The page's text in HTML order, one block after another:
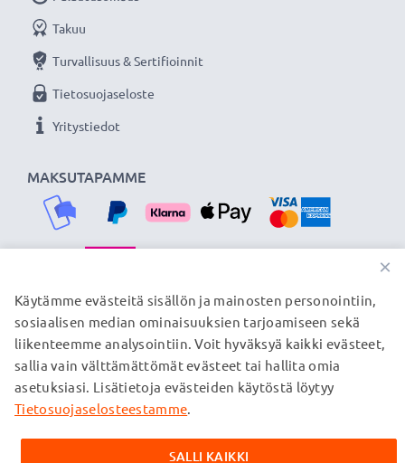
MAKSUTAPAMME
Takuu
Turvallisuus & Sertifioinnit
Tietosuojaseloste
Yritystiedot
TOIMITUSKUMPPANIMME
© subtel.fi 2026
Kaikki hinnat sisältävät arvonlisäveron, mutta ei
toimituskuluja. Kaikki sivuillamme mainitut tavaramerkit ovat
verkkosivuillamme ainoastaan tuotteitamme koskevan
×
Käytämme evästeitä sisällön ja mainosten personointiin,
sosiaalisen median ominaisuuksien tarjoamiseen sekä
liikenteemme analysointiin. Voit hyväksyä kaikki evästeet,
sallia vain välttämättömät evästeet tai hallita omia
asetuksiasi. Lisätietoja evästeiden käytöstä löytyy
Tietosuojaselosteestamme.
SALLI KAIKKI